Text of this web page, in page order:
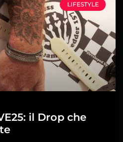
LIFESTYLE
il Drop che